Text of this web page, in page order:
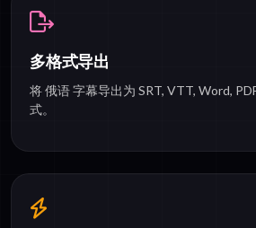
多格式导出
将 俄语 字幕导出为 SRT, VTT, Word,
式。